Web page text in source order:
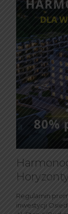
Regulamin
inwestycji